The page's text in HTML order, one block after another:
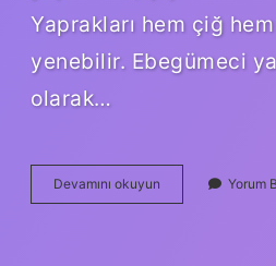
Yaprakları hem çiğ
yenebilir. Ebegümeci
olarak…
Devamını okuyun Ebegümeci
Faydaları
Yorum